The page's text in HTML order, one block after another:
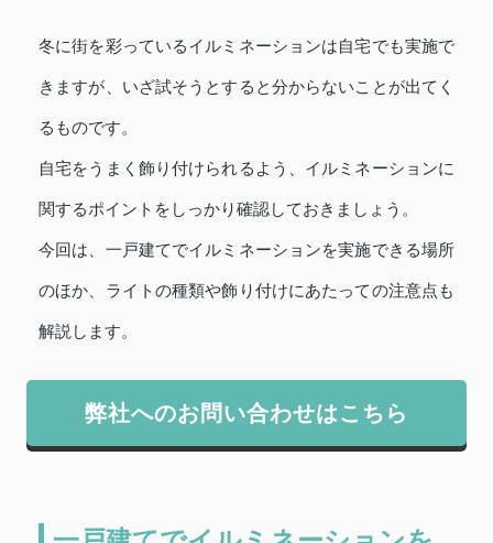
冬に街を彩っているイルミネーションは自宅でも実施で
きますが、いざ試そうとすると分からないことが出てく
るものです。
自宅をうまく飾り付けられるよう、イルミネーションに
関するポイントをしっかり確認しておきましょう。
今回は、一戸建てでイルミネーションを実施できる場所
のほか、ライトの種類や飾り付けにあたっての注意点も
解説します。
弊社へのお問い合わせはこちら